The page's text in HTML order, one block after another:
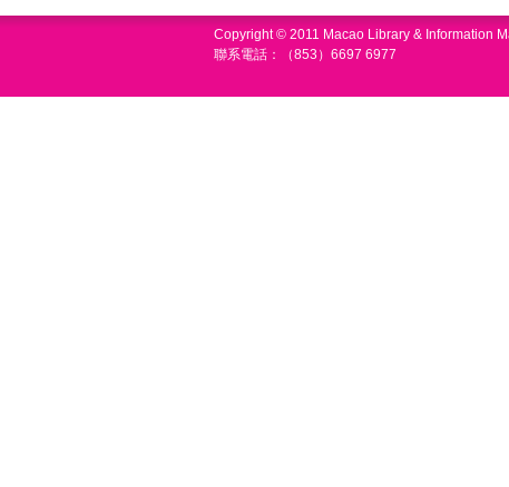
Copyright © 2011 Macao Library & Information
聯系電話：（853）6697 6977